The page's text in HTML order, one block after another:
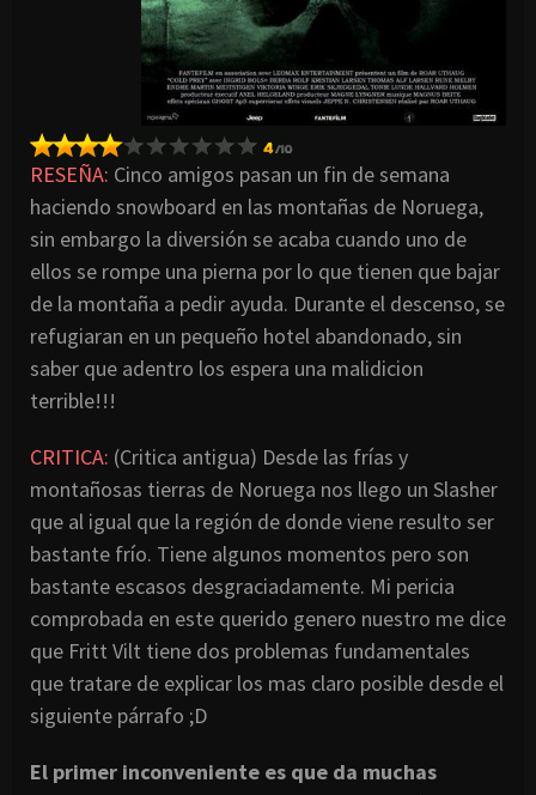
RESEÑA: Cinco amigos pasan un fin de semana
haciendo snowboard en las montañas de Noruega,
sin embargo la diversión se acaba cuando uno de
ellos se rompe una pierna por lo que tienen que bajar
de la montaña a pedir ayuda. Durante el descenso, se
refugiaran en un pequeño hotel abandonado, sin
saber que adentro los espera una malidicion
terrible!!!
CRITICA: (Critica antigua) Desde las frías y
montañosas tierras de Noruega nos llego un Slasher
que al igual que la región de donde viene resulto ser
bastante frío. Tiene algunos momentos pero son
bastante escasos desgraciadamente. Mi pericia
comprobada en este querido genero nuestro me dice
que Fritt Vilt tiene dos problemas fundamentales
que tratare de explicar los mas claro posible desde el
siguiente párrafo ;D
El primer inconveniente es que da muchas